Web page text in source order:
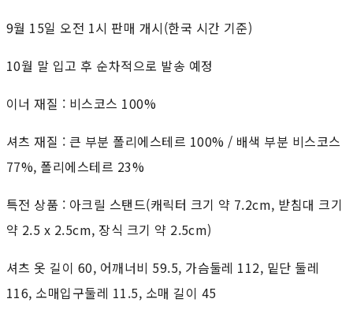
9월 15일 오전 1시 판매 개시(한국 시간 기준)
10월 말 입고 후 순차적으로 발송 예정
이너 재질 : 비스코스 100%
셔츠 재질 : 큰 부분 폴리에스테르 100% / 배색 부분 비스코스
77%, 폴리에스테르 23%
특전 상품 : 아크릴 스탠드(캐릭터 크기 약 7.2cm, 받침대 크기
약 2.5 x 2.5cm, 장식 크기 약 2.5cm)
셔츠 옷 길이 60, 어깨너비 59.5, 가슴둘레 112, 밑단 둘레
116, 소매입구둘레 11.5, 소매 길이 45